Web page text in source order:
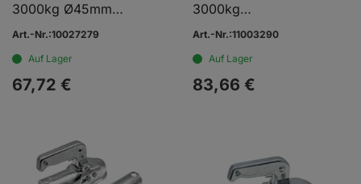
3000kg Ø45mm
Ø12/12mm
Art.-Nr.:10027279
Auf Lager
67,72 €
3000kg
Ø35/40/45/50mm
Art.-Nr.:11003290
Auf Lager
83,66 €